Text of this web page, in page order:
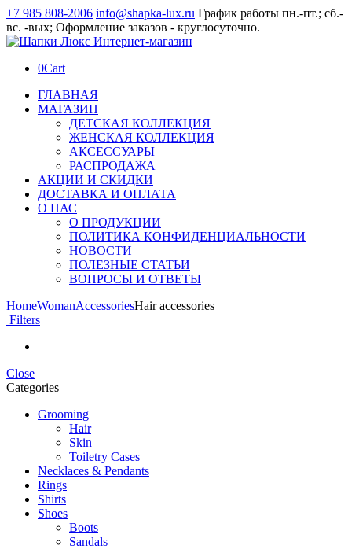
+7 985 808-2006 info@shapka-lux.ru График работы пн.-пт.; сб.-
вс. -вых; Оформление заказов - круглосуточно.
0Cart
ГЛАВНАЯ
МАГАЗИН
ДЕТСКАЯ КОЛЛЕКЦИЯ
ЖЕНСКАЯ КОЛЛЕКЦИЯ
АКСЕССУАРЫ
РАСПРОДАЖА
АКЦИИ И СКИДКИ
ДОСТАВКА И ОПЛАТА
О НАС
О ПРОДУКЦИИ
ПОЛИТИКА КОНФИДЕНЦИАЛЬНОСТИ
НОВОСТИ
ПОЛЕЗНЫЕ СТАТЬИ
ВОПРОСЫ И ОТВЕТЫ
HomeWomanAccessoriesHair accessories
Filters
Close
Categories
Grooming
Hair
Skin
Toiletry Cases
Necklaces & Pendants
Rings
Shirts
Shoes
Boots
Sandals